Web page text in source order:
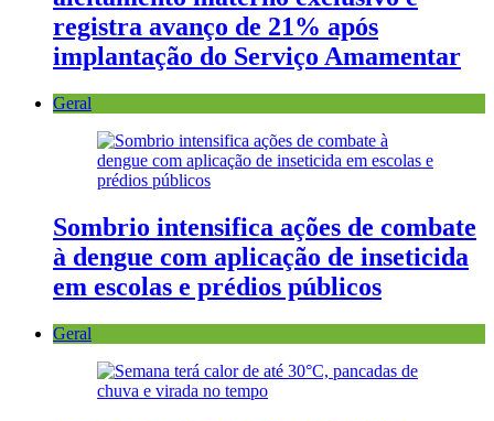
registra avanço de 21% após
implantação do Serviço Amamentar
Geral
Sombrio intensifica ações de combate
à dengue com aplicação de inseticida
em escolas e prédios públicos
Geral